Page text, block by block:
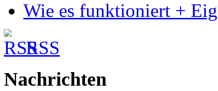
Wie es funktioniert +
RSS
Nachrichten